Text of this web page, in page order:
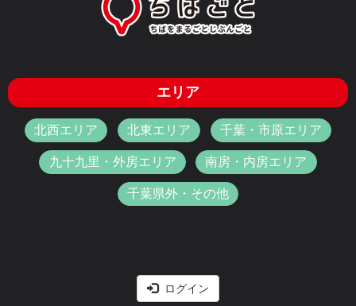
エリア
北西エリア 北東エリア 千葉・市原エリア
九十九里・外房エリア 南房・内房エリア
千葉県外・その他
ログイン